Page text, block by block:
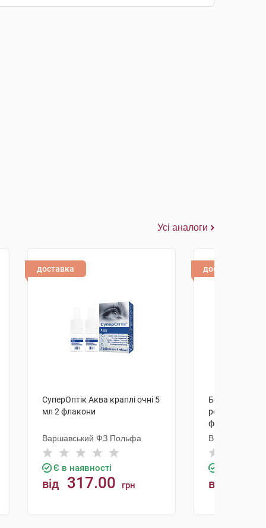
Усі аналоги
доставка
СуперОптік Аква краплі очні 5
мл 2 флакони
Варшавський ФЗ Польфа
Є в наявності
від 317.00 грн
доставка
Борної
розчин
флакон
Віола
від